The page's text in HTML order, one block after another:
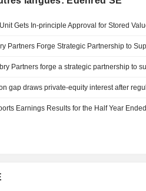
gap draws private-equity interest after
Earnings Results for the Half Year